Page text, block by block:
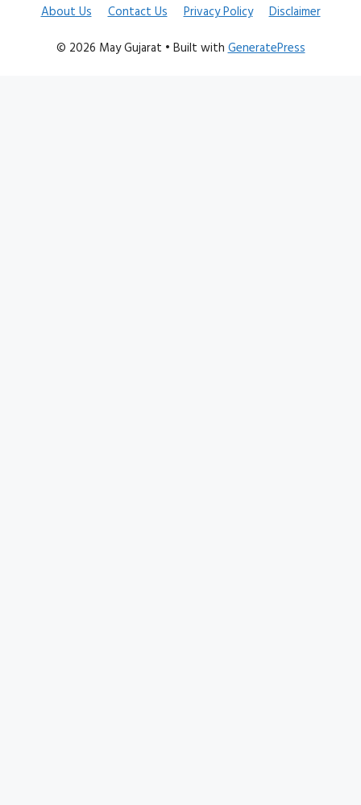
About Us Contact Us Privacy Policy
Disclaimer
© 2026 May Gujarat • Built with GeneratePress